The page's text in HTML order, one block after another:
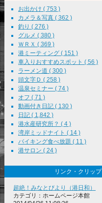
お出かけ ( 753 )
カメラ＆写真 ( 362 )
釣り ( 276 )
グルメ ( 380 )
ＷＲＸ ( 369 )
港ミーティング ( 151 )
車入りおすすめスポット ( 56 )
ラーメン道 ( 300 )
頭文字Ｄ ( 258 )
温泉セミナー ( 74 )
オフ ( 71 )
動画付き日記 ( 130 )
日記 ( 1,842 )
港水産研究所？ ( 4 )
湾岸ミッドナイト ( 14 )
バイキング食べ放題 ( 11 )
港サロン ( 24 )
リンク・クリップ
超絶！みなとびより（港日和）
カテゴリ：ホームページ本館